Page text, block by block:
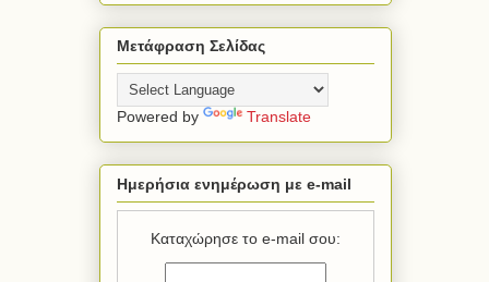
Μετάφραση Σελίδας
Powered by Translate
Ημερήσια ενημέρωση με e-mail
Καταχώρησε το e-mail σου: